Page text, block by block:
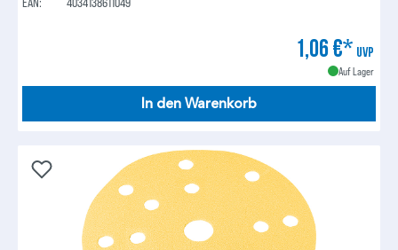
1,06 €* UVP
Auf Lager
In den Warenkorb